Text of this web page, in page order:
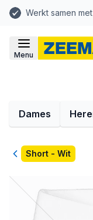
Werkt samen
Menu
Dames
TerugShort - Wit